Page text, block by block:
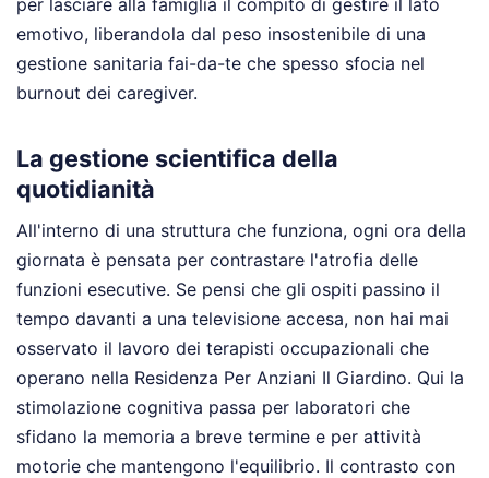
emotivo, liberandola dal peso insostenibile di una
gestione sanitaria fai-da-te che spesso sfocia nel
burnout dei caregiver.
La gestione scientifica della
quotidianità
All'interno di una struttura che funziona, ogni ora della
giornata è pensata per contrastare l'atrofia delle
funzioni esecutive. Se pensi che gli ospiti passino il
tempo davanti a una televisione accesa, non hai mai
osservato il lavoro dei terapisti occupazionali che
operano nella Residenza Per Anziani Il Giardino. Qui la
stimolazione cognitiva passa per laboratori che
sfidano la memoria a breve termine e per attività
motorie che mantengono l'equilibrio. Il contrasto con